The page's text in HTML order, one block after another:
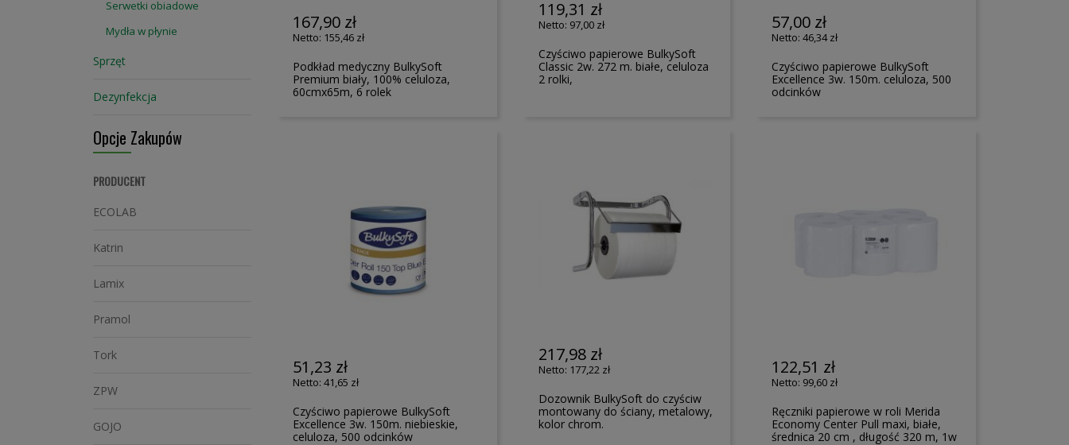
167,90 zł
155,46 zł
Podkład medyczny BulkySoft
Premium biały, 100% celuloza,
60cmx65m, 6 rolek
119,31 zł
97,00 zł
Czyściwo papierowe BulkySoft
Classic 2w. 272 m. białe, celuloza
2 rolki,
57,00 zł
46,34 zł
Czyściwo papierowe BulkySoft
Excellence 3w. 150m. celuloza, 500
odcinków
51,23 zł
41,65 zł
Czyściwo papierowe BulkySoft
Excellence 3w. 150m. niebieskie,
celuloza, 500 odcinków
217,98 zł
177,22 zł
Dozownik BulkySoft do czyściw
montowany do ściany, metalowy,
kolor chrom.
122,51 zł
99,60 zł
Ręczniki papierowe w roli Merida
Economy Center Pull maxi, białe,
średnica 20 cm , długość 320 m, 1w
Serwetki obiadowe
Mydła w płynie
Sprzęt
Dezynfekcja
Opcje Zakupów
PRODUCENT
ECOLAB
Katrin
Lamix
Pramol
Tork
ZPW
GOJO